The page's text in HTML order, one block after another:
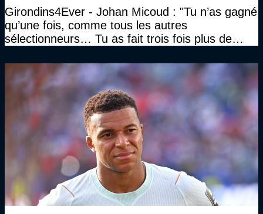
Girondins4Ever - Johan Micoud : "Tu n’as gagné
qu’une fois, comme tous les autres
sélectionneurs… Tu as fait trois fois plus de